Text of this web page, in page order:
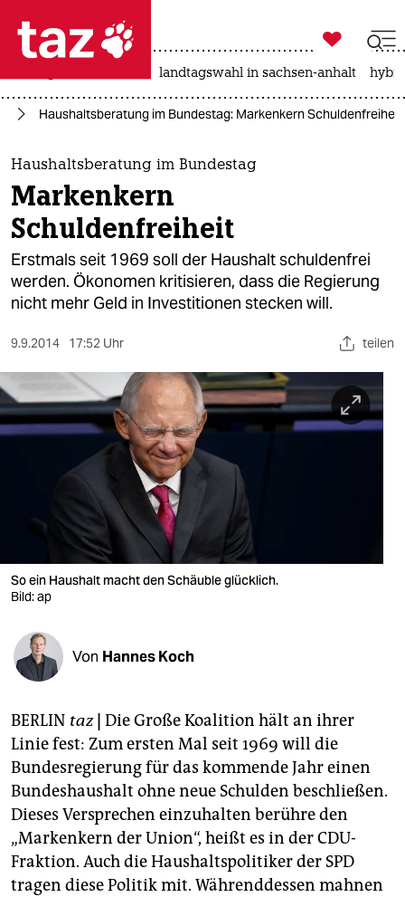
 taz zahl ich
taz zahl ich
themen
politik
öko
gesellschaft
sport
berlin
verlag
verlag
veranstaltungen
shop
fragen & hilfe
unterstützen
abo
genossenschaft
epaper login

taz zahl ich
landtagswahl in sachsen-anhalt
Haushaltsberatung im Bundestag: Markenkern Schuldenfreiheit
Haushaltsberatung im Bundestag
Markenkern
Schuldenfreiheit
Erstmals seit 1969 soll der Haushalt schuldenfrei
werden. Ökonomen kritisieren, dass die Regierung
nicht mehr Geld in Investitionen stecken will.
9.9.2014 17:52 Uhr teilen
So ein Haushalt macht den Schäuble glücklich.
Bild: ap
Von Hannes Koch
BERLIN taz Die Große Koalition hält an ihrer
Linie fest: Zum ersten Mal seit 1969 will die
Bundesregierung für das kommende Jahr einen
Bundeshaushalt ohne neue Schulden beschließen.
Dieses Versprechen einzuhalten berühre den
„Markenkern der Union“, heißt es in der CDU-
Fraktion. Auch die Haushaltspolitiker der SPD
tragen diese Politik mit. Währenddessen mahnen